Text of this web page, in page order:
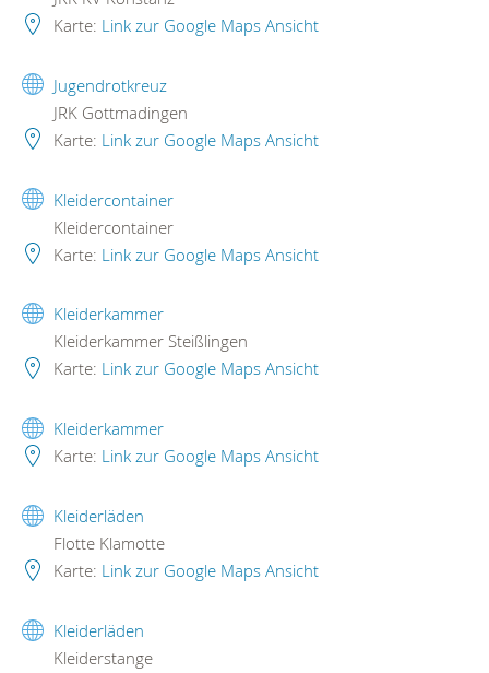
Karte: Link zur Google Maps Ansicht
Jugendrotkreuz
JRK Gottmadingen
Karte: Link zur Google Maps Ansicht
Kleidercontainer
Kleidercontainer
Karte: Link zur Google Maps Ansicht
Kleiderkammer
Kleiderkammer Steißlingen
Karte: Link zur Google Maps Ansicht
Kleiderkammer
Karte: Link zur Google Maps Ansicht
Kleiderläden
Flotte Klamotte
Karte: Link zur Google Maps Ansicht
Kleiderläden
Kleiderstange